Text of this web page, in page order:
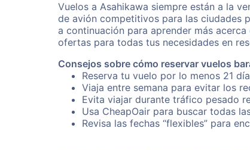
Vuelos a Asahikawa siempre están a la
de avión competitivos para las ciudades
a continuación para aprender más
ofertas para todas tus necesidades en
Consejos sobre cómo reservar vuelos
Reserva tu vuelo por lo menos 21
Viaja entre semana para evitar los
Evita viajar durante tráfico pesado
Usa CheapOair para buscar todas
Revisa las fechas “flexibles” para